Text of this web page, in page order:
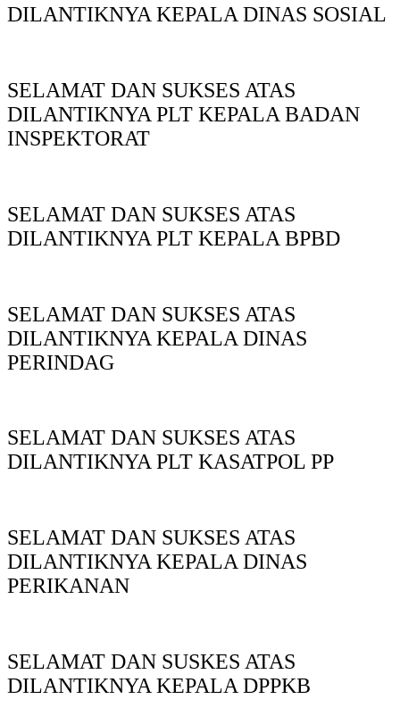
DILANTIKNYA KEPALA DINAS SOSIAL
SELAMAT DAN SUKSES ATAS
DILANTIKNYA PLT KEPALA BADAN
INSPEKTORAT
SELAMAT DAN SUKSES ATAS
DILANTIKNYA PLT KEPALA BPBD
SELAMAT DAN SUKSES ATAS
DILANTIKNYA KEPALA DINAS
PERINDAG
SELAMAT DAN SUKSES ATAS
DILANTIKNYA PLT KASATPOL PP
SELAMAT DAN SUKSES ATAS
DILANTIKNYA KEPALA DINAS
PERIKANAN
SELAMAT DAN SUSKES ATAS
DILANTIKNYA KEPALA DPPKB